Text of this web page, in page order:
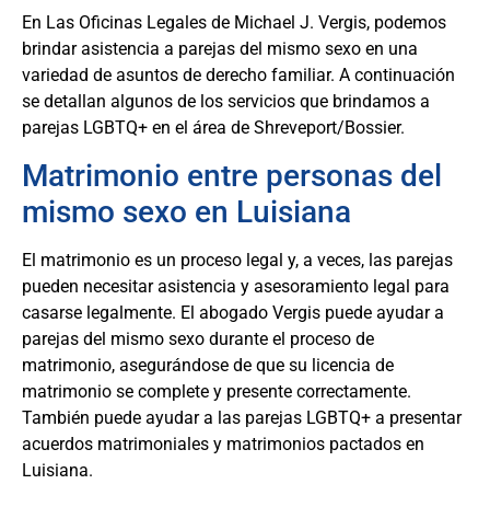
En Las Oficinas Legales de Michael J. Vergis, podemos
brindar asistencia a parejas del mismo sexo en una
variedad de asuntos de derecho familiar. A continuación
se detallan algunos de los servicios que brindamos a
parejas LGBTQ+ en el área de Shreveport/Bossier.
Matrimonio entre personas del
mismo sexo en Luisiana
El matrimonio es un proceso legal y, a veces, las parejas
pueden necesitar asistencia y asesoramiento legal para
casarse legalmente. El abogado Vergis puede ayudar a
parejas del mismo sexo durante el proceso de
matrimonio, asegurándose de que su licencia de
matrimonio se complete y presente correctamente.
También puede ayudar a las parejas LGBTQ+ a presentar
acuerdos matrimoniales y matrimonios pactados en
Luisiana.